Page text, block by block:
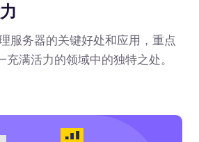
服务器的关键好处和应用，重点
充满活力的领域中的独特之处。